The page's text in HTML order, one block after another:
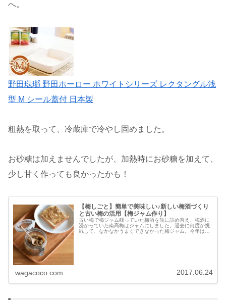
へ。
野田琺瑯 野田ホーロー ホワイトシリーズ レクタングル浅
型 M シール蓋付 日本製
粗熱を取って、冷蔵庫で冷やし固めました。
お砂糖は加えませんでしたが、加熱時にお砂糖を加えて、
少し甘く作っても良かったかも！
【梅しごと】簡単で美味しい♪新しい梅酒づくり
と古い梅の活用【梅ジャム作り】
古い梅で梅ジャム残っていた梅酒を瓶に詰め替え、梅酒に
浸かっていた南高梅はジャムにしました。過去に何度か挑
戦して、なかなかうまくできなかった梅ジャム。今年は美
wagacoco.com 2017.06.24